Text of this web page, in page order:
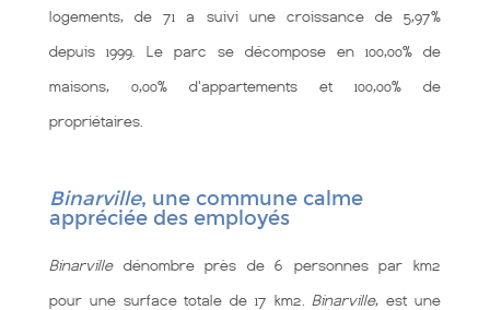
logements, de 71 a suivi une croissance de 5,97%
depuis 1999. Le parc se décompose en 100,00% de
maisons, 0,00% d'appartements et 100,00% de
propriétaires.
Binarville, une commune calme
appréciée des employés
Binarvilledénombre près de 6 personnes par km2
pour une surface totale de 17 km2. Binarville, est une